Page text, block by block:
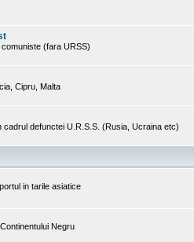
(fara URSS)
Cipru, Malta
cadrul defunctei U.R.S.S. (Rusia, Ucraina etc)
in tarile asiatice
Negru